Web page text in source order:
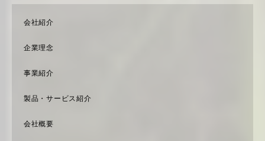
会社紹介
企業理念
事業紹介
製品・サービス紹介
会社概要